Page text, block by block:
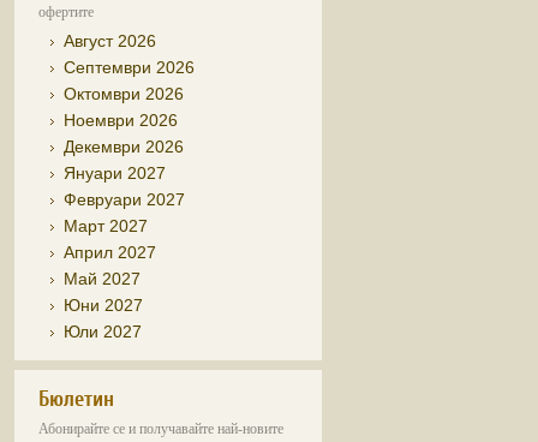
офертите
Август 2026
Септември 2026
Октомври 2026
Ноември 2026
Декември 2026
Януари 2027
Февруари 2027
Март 2027
Април 2027
Май 2027
Юни 2027
Юли 2027
Бюлетин
Абонирайте се и получавайте най-новите